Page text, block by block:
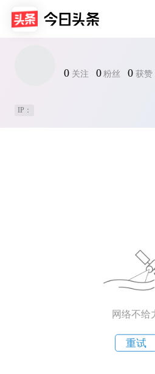
0 关注 0 粉丝 0 获赞
IP：
网络不给
重试